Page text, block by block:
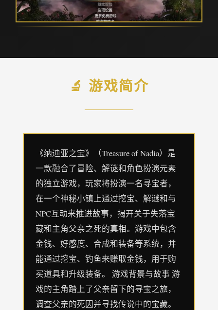
🔬 游戏简介
《纳迪亚之宝》（Treasure of Nadia）是
一款融合了冒险、解谜和角色扮演元素
的独立游戏，玩家将扮演一名寻宝者，
在一个神秘小镇上通过挖宝、解谜和与
NPC互动来推进故事，揭开关于失落宝
藏和主角父亲之死的真相。游戏中包含
金钱、好感度、合成和装备等系统，并
能通过挖宝、钓鱼来赚取金钱，用于购
买道具和升级装备。 游戏背景与故事 游
戏的主角踏上了父亲留下的寻宝之旅，
调查父亲的死因并寻找传说中的宝藏。